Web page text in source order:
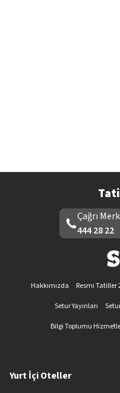
Çağrı
444 28 22
Hakkımızda Resmi Tatiller
Setur Yayınları
Bilgi Toplumu
Yurt İçi Oteller